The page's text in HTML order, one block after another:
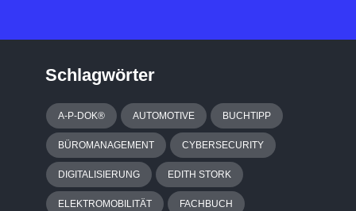
Schlagwörter
A-P-DOK® AUTOMOTIVE BUCHTIPP
BÜROMANAGEMENT CYBERSECURITY
DIGITALISIERUNG EDITH STORK
ELEKTROMOBILITÄT FACHBUCH